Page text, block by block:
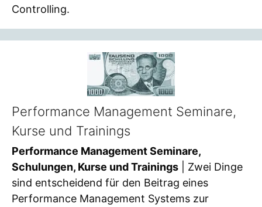
Controlling.
Performance Management Seminare,
Kurse und Trainings
Performance Management Seminare,
Schulungen, Kurse und Trainings | Zwei Dinge
sind entscheidend für den Beitrag eines
Performance Management Systems zur